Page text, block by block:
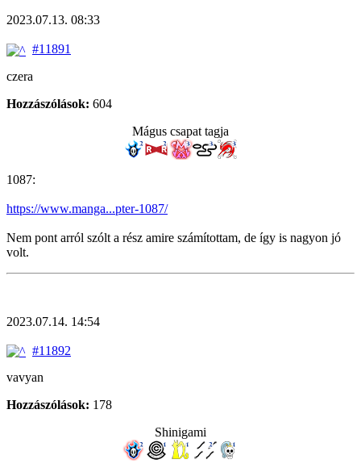
2023.07.13. 08:33
#11891
czera
Hozzászólások: 604
Mágus csapat tagja
1087:
https://www.manga...pter-1087/
Nem pont arról szólt a rész amire számítottam, de így is nagyon jó
volt.
2023.07.14. 14:54
#11892
vavyan
Hozzászólások: 178
Shinigami